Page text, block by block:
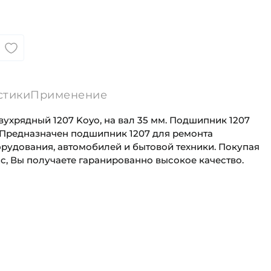
Применение
1207 Koyo, на вал 35 мм. Подшипник 1207
подшипник 1207 для ремонта
автомобилей и бытовой техники. Покупая
Вы получаете гаранированно высокое качество.